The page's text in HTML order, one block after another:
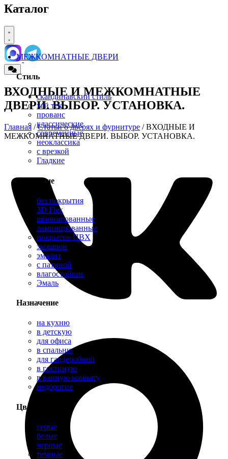
Каталог
МЕЖКОМНАТНЫЕ ДВЕРИ
Стиль
скандинавский стиль
хай тек
прованс
классические
современные
неоклассика
с врезкой
Гладкие
Покрытие
без покрытия
3D Flex
шпонированные
ламинированные
покрытие ПВХ
экошпон
эмалит
с патиной
влагостойкие
Эмаль
Назначение
на кухню
в детскую
для офиса
в спальню
для гардеробной
в гостиную
в ванную комнату
недорогие
Цвет
серые
белые
черные
темные
ВХОДНЫЕ И МЕЖКОМНАТНЫЕ
ДВЕРИ. ВЫБОР. УСТАНОВКА.
Главная /Статьи о дверях и фурнитуре / ВХОДНЫЕ И
МЕЖКОМНАТНЫЕ ДВЕРИ. ВЫБОР. УСТАНОВКА.